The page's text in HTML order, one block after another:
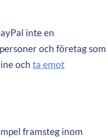
inte en
och företag som
och ta emot
framsteg inom